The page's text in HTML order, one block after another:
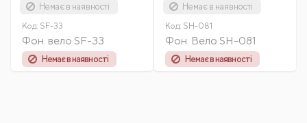
Немає в наявності
Код: SF-33
Фон. вело SF-33
Немає в наявності
Немає в наявності
Код: SH-081
Фон. Вело SH-081
Немає в наявності